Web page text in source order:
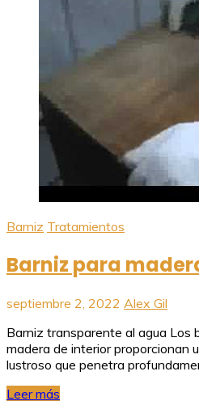
Barniz Tratamientos
Barniz para
septiembre 2, 2022 Alex Gil
Barniz transparente al agua Los
madera de interior proporcionan
lustroso que penetra
Leer más